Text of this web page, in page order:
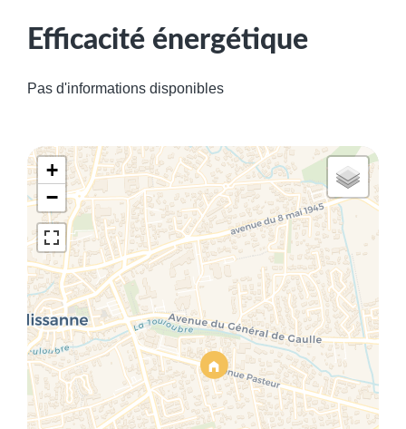
Efficacité énergétique
Pas d'informations disponibles
+
−